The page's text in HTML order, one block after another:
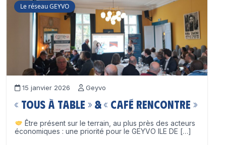
Le réseau GEYVO
15 janvier 2026 Geyvo
« Tous à table » & « Café Rencontre »
Être présent sur le terrain, au plus près des acteurs
économiques : une priorité pour le GEYVO ILE DE […]